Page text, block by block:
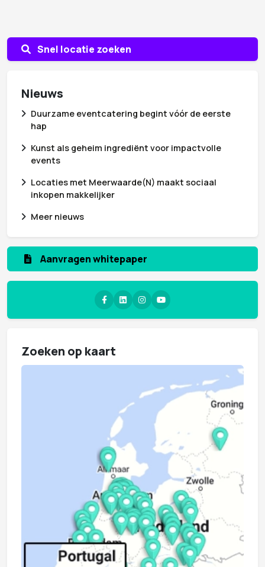
Snel locatie zoeken
Nieuws
Duurzame eventcatering begint vóór de eerste
hap
Kunst als geheim ingrediënt voor impactvolle
events
Locaties met Meerwaarde(N) maakt sociaal
inkopen makkelijker
Meer nieuws
Aanmelden nieuwsbrief
Zoeken op kaart